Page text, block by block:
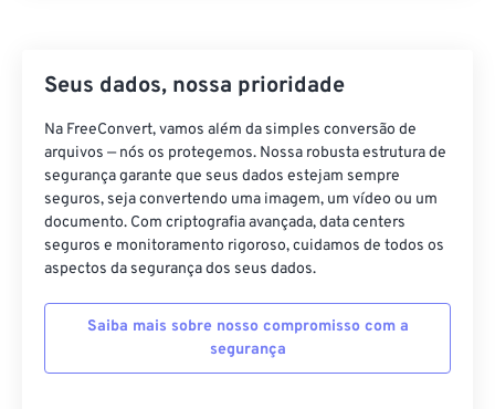
Seus dados, nossa prioridade
Na FreeConvert, vamos além da simples conversão de
arquivos — nós os protegemos. Nossa robusta estrutura de
segurança garante que seus dados estejam sempre
seguros, seja convertendo uma imagem, um vídeo ou um
documento. Com criptografia avançada, data centers
seguros e monitoramento rigoroso, cuidamos de todos os
aspectos da segurança dos seus dados.
Saiba mais sobre nosso compromisso com a
segurança